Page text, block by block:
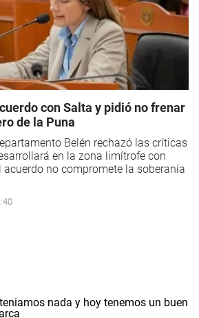
con Salta y pidió no frenar
de la Puna
Belén rechazó las críticas
en la zona limítrofe con
acuerdo no compromete la soberanía